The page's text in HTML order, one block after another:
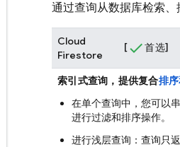
通过查询从数据库检索、
Cloud
Firestore
[ 首选]
索引式查询，提供复合排
在单个查询中，您可以
进行过滤和排序操作。
进行浅层查询：查询只